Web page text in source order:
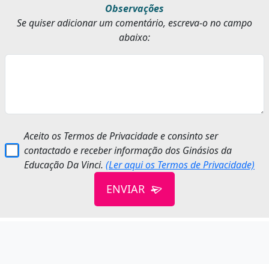
Observações
Se quiser adicionar um comentário, escreva-o no campo
abaixo:
Aceito os Termos de Privacidade e consinto ser
contactado e receber informação dos Ginásios da
Educação Da Vinci.(Ler aqui os Termos de Privacidade)
ENVIAR